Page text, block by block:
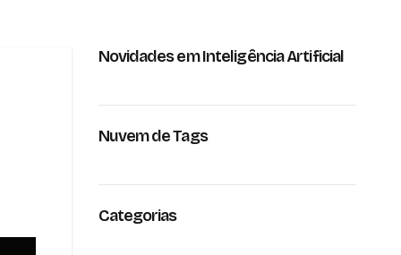
Novidades em Inteligência Artificial
Nuvem de Tags
Categorias